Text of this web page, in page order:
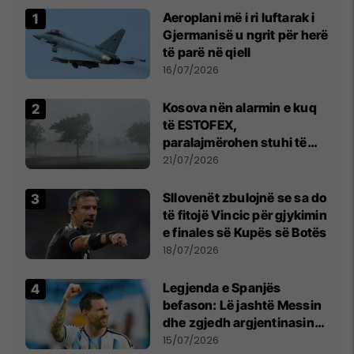
Aeroplani më i ri luftarak i
Gjermanisë u ngrit për herë
të parë në qiell
16/07/2026
Kosova nën alarmin e kuq
të ESTOFEX,
paralajmërohen stuhi të
fuqishme me breshër dhe
21/07/2026
Sllovenët zbulojnë se sa do
të fitojë Vincic për gjykimin
e finales së Kupës së Botës
18/07/2026
Legjenda e Spanjës
befason: Lë jashtë Messin
dhe zgjedh argjentinasin
më të mirë në botë
15/07/2026